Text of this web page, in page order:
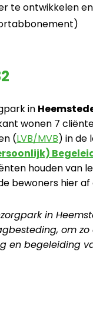
te ontwikkelen
in
wonen 7
(LVB/MVB) in de
houden van
bewoners hier
in
om
en begeleiding